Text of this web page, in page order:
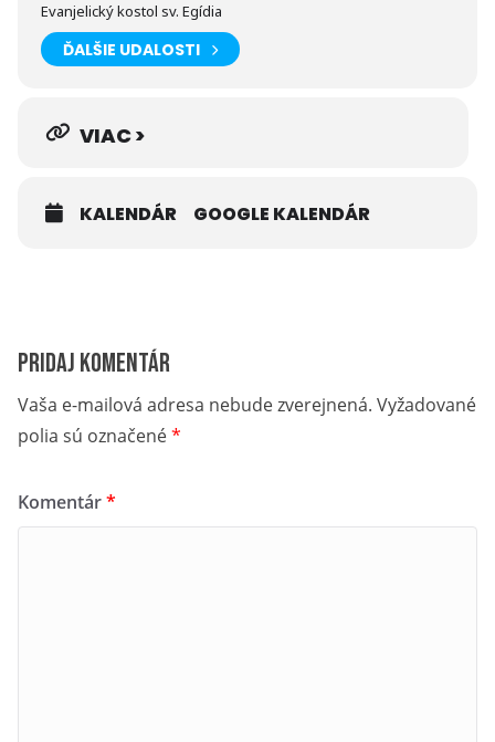
Evanjelický kostol sv. Egídia
ĎALŠIE UDALOSTI
VIAC >
KALENDÁR GOOGLE KALENDÁR
Pridaj komentár
Vaša e-mailová adresa nebude zverejnená. Vyžadované
polia sú označené*
Komentár*